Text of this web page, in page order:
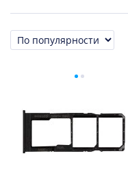
Сортировка